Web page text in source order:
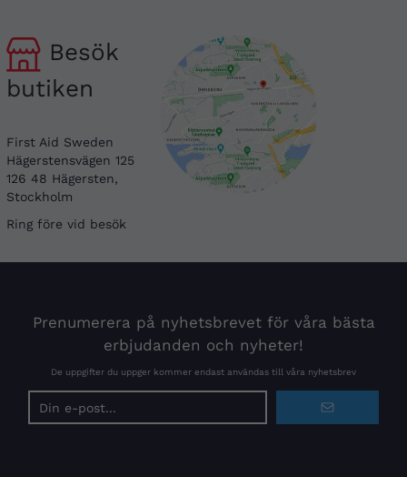
Besök
butiken
First Aid Sweden
Hägerstensvägen 125
126 48 Hägersten,
Stockholm
Ring före vid besök
Prenumerera på nyhetsbrevet för våra bästa
erbjudanden och nyheter!
De uppgifter du uppger kommer endast användas till våra nyhetsbrev